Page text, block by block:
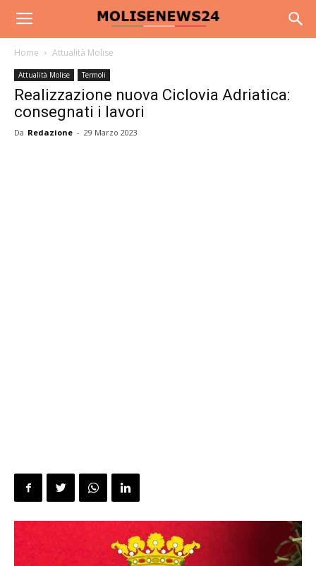
Home Attualità Molise
Attualità Molise Termoli
Realizzazione nuova Ciclovia Adriatica:
consegnati i lavori
Da Redazione - 29 Marzo 2023